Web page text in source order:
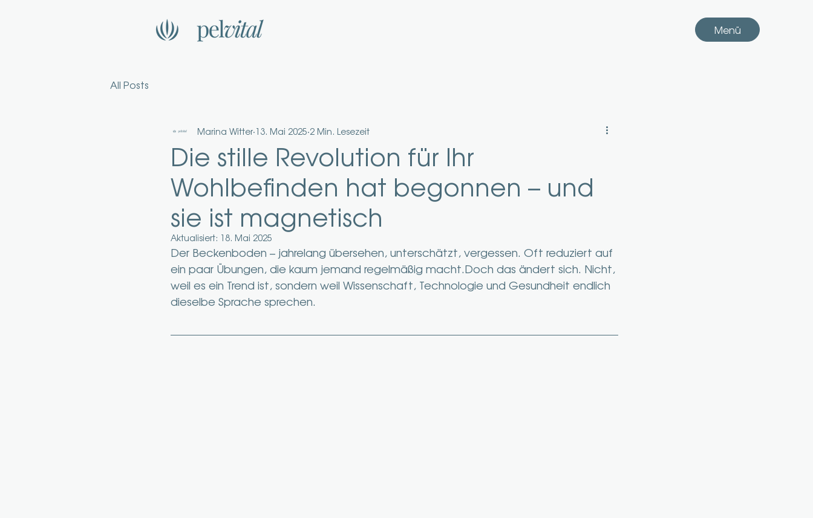
Menü
All Posts
Die stille Revolution für Ihr
Wohlbefinden hat begonnen – und
sie ist magnetisch
Marina Witter 13. Mai 2025 2 Min. Lesezeit
Aktualisiert: 18. Mai 2025
Der Beckenboden – jahrelang übersehen, unterschätzt, vergessen. Oft reduziert auf
ein paar Übungen, die kaum jemand regelmäßig macht.Doch das ändert sich. Nicht,
weil es ein Trend ist, sondern weil Wissenschaft, Technologie und Gesundheit endlich
dieselbe Sprache sprechen.